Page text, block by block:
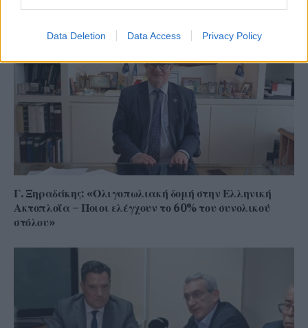
Data Deletion Data Access Privacy Policy
Γ. Ξηραδάκης: «Ολιγοπωλιακή δομή στην Ελληνική
Ακτοπλοΐα – Ποιοι ελέγχουν το 60% του συνολικού
στόλου»